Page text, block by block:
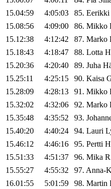
15.04:59
4:05:03 85. Eerikki
15.08:56
4:09:00 86. Mikko
15.12:38
4:12:42 87. Marko
15.18:43
4:18:47 88. Lotta
15.20:36
4:20:40 89. Juha
15.25:11
4:25:15 90. Kaisa
15.28:09
4:28:13 91. Mikko
15.32:02
4:32:06 92. Marko
15.35:48
4:35:52 93.
15.40:20
4:40:24 94. Lauri
15.46:12
4:46:16 95. Pertti
15.51:33
4:51:37 96. Mika
15.55:27
4:55:32 97. Anna-
16.01:55
5:01:59 98. Martin